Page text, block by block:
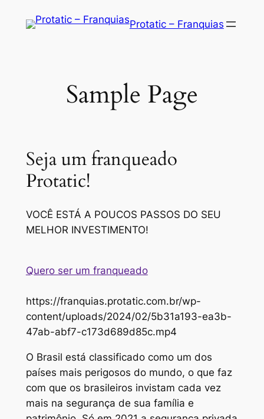
Protatic – Franquias
Sample Page
Seja um franqueado
Protatic!
VOCÊ ESTÁ A POUCOS PASSOS DO SEU
MELHOR INVESTIMENTO!
Quero ser um franqueado
https://franquias.protatic.com.br/wp-
content/uploads/2024/02/5b31a193-ea3b-
47ab-abf7-c173d689d85c.mp4
O Brasil está classificado como um dos
países mais perigosos do mundo, o que faz
com que os brasileiros invistam cada vez
mais na segurança de sua família e